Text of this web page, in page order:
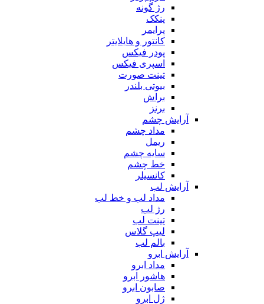
رژ گونه
پنکک
پرایمر
کانتور و هایلایتر
پودر فیکس
اسپری فیکس
تینت صورت
بیوتی بلندر
براش
برنز
آرایش چشم
مداد چشم
ریمل
سایه چشم
خط چشم
کانسیلر
آرایش لب
مداد لب و خط لب
رژ لب
تینت لب
لیپ گلاس
بالم لب
آرایش ابرو
مداد ابرو
هاشور ابرو
صابون ابرو
ژل ابرو